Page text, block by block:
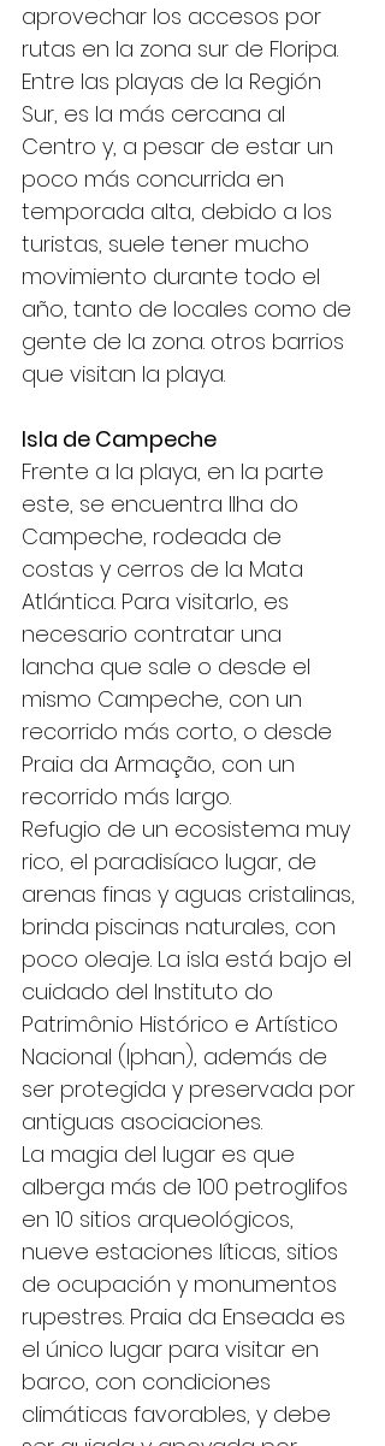
aprovechar los accesos por
rutas en la zona sur de Floripa.
Entre las playas de la Región
Sur, es la más cercana al
Centro y, a pesar de estar un
poco más concurrida en
temporada alta, debido a los
turistas, suele tener mucho
movimiento durante todo el
año, tanto de locales como de
gente de la zona. otros barrios
que visitan la playa.
Isla de Campeche
Frente a la playa, en la parte
este, se encuentra Ilha do
Campeche, rodeada de
costas y cerros de la Mata
Atlántica. Para visitarlo, es
necesario contratar una
lancha que sale o desde el
mismo Campeche, con un
recorrido más corto, o desde
Praia da Armação, con un
recorrido más largo.
Refugio de un ecosistema muy
rico, el paradisíaco lugar, de
arenas finas y aguas cristalinas,
brinda piscinas naturales, con
poco oleaje. La isla está bajo el
cuidado del Instituto do
Patrimônio Histórico e Artístico
Nacional (Iphan), además de
ser protegida y preservada por
antiguas asociaciones.
La magia del lugar es que
alberga más de 100 petroglifos
en 10 sitios arqueológicos,
nueve estaciones líticas, sitios
de ocupación y monumentos
rupestres. Praia da Enseada es
el único lugar para visitar en
barco, con condiciones
climáticas favorables, y debe